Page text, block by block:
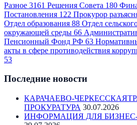
Разное 3161 Решения Совета 180
Постановления 122 Прокурор
Отдел образования 88 Отдел
окружающей среды 66
Пенсионный Фонд РФ 63
акты в сфере противодействия
53
Последние новости
КАРАЧАЕВО-
ПРОКУРАТУРА 30.07.2026
ИНФОРМАЦИЯ ДЛЯ